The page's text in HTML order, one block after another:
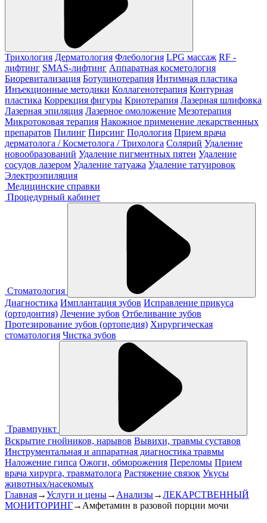
Трихология Дерматология Флебология LPG массаж RF -
лифтинг SMAS-лифтинг Аппаратная косметология
Биоревитализация Ботулинотерапия Интимная пластика
Инъекционные методики Коллагенотерапия Контурная
пластика Коррекция фигуры Криотерапия Лазерная шлифовка
Лазерная эпиляция Лазерное омоложение Мезотерапия
Микротоковая терапия Накожное применение лекарственных
препаратов Пилинг Пирсинг Подология Прием врача
дерматолога / Косметолога / Трихолога Солярий Удаление
новообразований Удаление пигментных пятен Удаление
сосудов лазером Удаление татуажа Удаление татуировок
Электроэпиляция
Медицинские справки
Процедурный кабинет
Стоматология
Диагностика Имплантация зубов Исправление прикуса
(ортодонтия) Лечение зубов Отбеливание зубов
Протезирование зубов (ортопедия) Хирургическая
стоматология Чистка зубов
Травмпункт
Вскрытие гнойников, нарывов Вывихи, травмы суставов
Инструментальная и аппаратная диагностика травмы
Наложение гипса Ожоги, обморожения Переломы Прием
врача хирурга, травматолога Растяжение связок Укусы
животных/насекомых
Главная→Услуги и цены→ Анализы→ЛЕКАРСТВЕННЫЙ
МОНИТОРИНГ→ Амфетамин в разовой порции мочи